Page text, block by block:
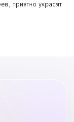
приятно украсят